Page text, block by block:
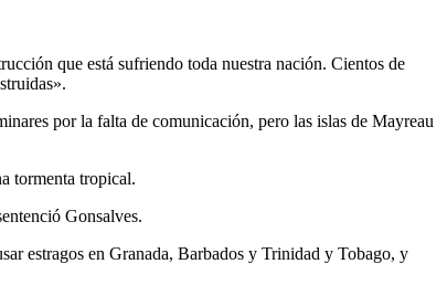
que está sufriendo toda nuestra nación. Cientos de
por la falta de comunicación, pero las islas de Mayreau
tormenta tropical.
Gonsalves.
estragos en Granada, Barbados y Trinidad y Tobago, y